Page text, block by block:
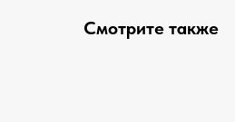
Смотрите также